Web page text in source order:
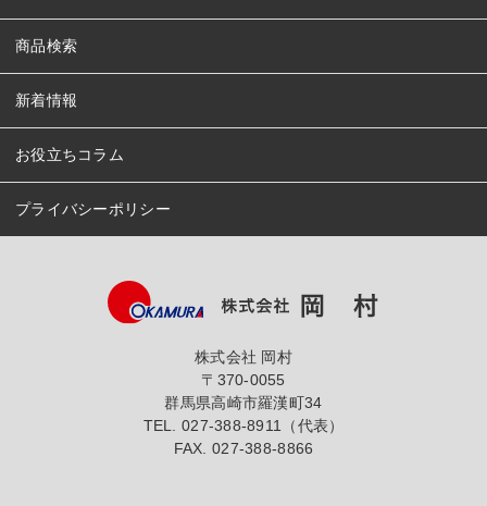
商品検索
新着情報
お役立ちコラム
プライバシーポリシー
株式会社 岡村
〒370-0055
群馬県高崎市羅漢町34
TEL. 027-388-8911（代表）
FAX. 027-388-8866